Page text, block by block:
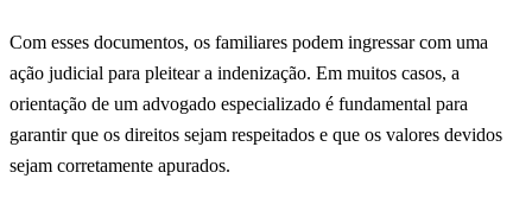
Com esses documentos, os familiares podem ingressar com uma
ação judicial para pleitear a indenização. Em muitos casos, a
orientação de um advogado especializado é fundamental para
garantir que os direitos sejam respeitados e que os valores devidos
sejam corretamente apurados.